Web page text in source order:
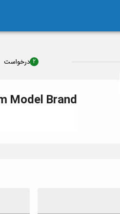
2 درخواست
Brand
Model